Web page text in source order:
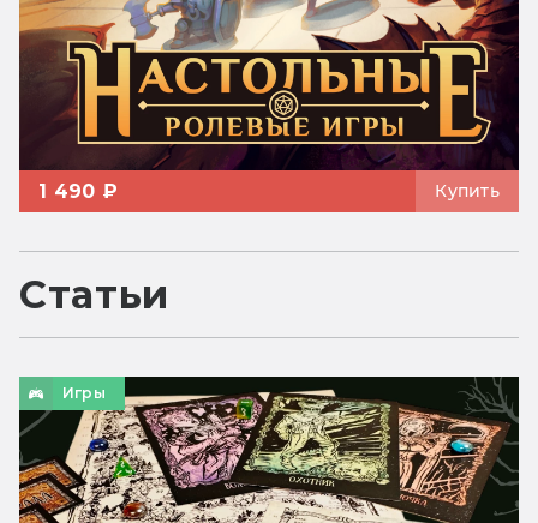
1 490 ₽ Купить
Статьи
Игры